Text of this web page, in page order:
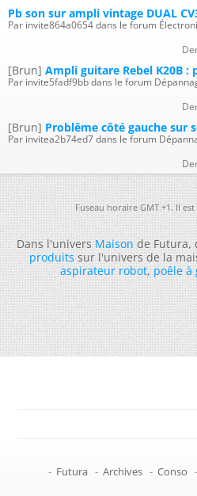
Pb son sur ampli vintage DUAL
Par invite864a0654 dans le forum
[Brun] Ampli guitare Rebel K20B :
Par invite5fadf9bb dans le forum
[Brun] Problême côté gauche sur
Par invitea2b74ed7 dans le forum
Fuseau horaire GMT +1. Il
Dans l'universMaisonde Futura,
produitssur l'univers de la
aspirateur robot,poêle à
- Futura - Archives - Conso -